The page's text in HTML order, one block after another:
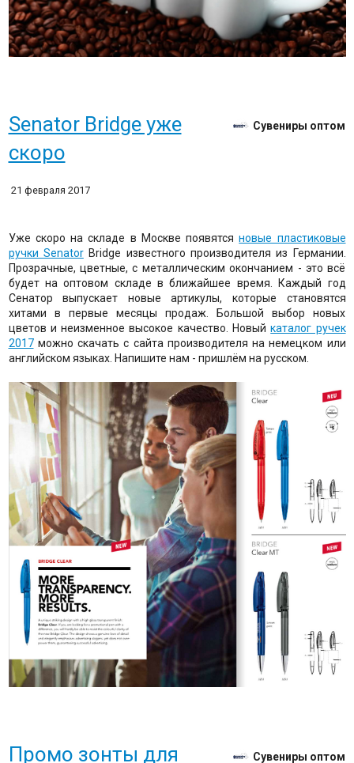
Senator Bridge уже
скоро
Сувениры оптом
21 февраля 2017
Уже скоро на складе в Москве появятсяновые пластиковые
ручки SenatorBridge известного производителя из Германии.
Прозрачные, цветные, c металлическим окончанием - это всё
будет на оптовом складе в ближайшее время. Каждый год
Сенатор выпускает новые артикулы, которые становятся
хитами в первые месяцы продаж. Большой выбор новых
цветов и неизменное высокое качество. Новыйкаталог ручек
2017можно скачать с сайта производителя на немецком или
английском языках. Напишите нам - пришлём на русском.
Промо зонты для
Сувениры оптом